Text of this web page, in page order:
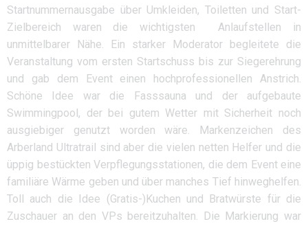
Startnummernausgabe über Umkleiden, Toiletten und Start-
Zielbereich waren die wichtigsten Anlaufstellen in
unmittelbarer Nähe. Ein starker Moderator begleitete die
Veranstaltung vom ersten Startschuss bis zur Siegerehrung
und gab dem Event einen hochprofessionellen Anstrich.
Schöne Idee war die Fasssauna und der aufgebaute
Swimmingpool, der bei gutem Wetter mit Sicherheit noch
ausgiebiger genutzt worden wäre. Markenzeichen des
Arberland Ultratrail sind aber die vielen netten Helfer und die
üppig bestückten Verpflegungsstationen, die dem Event eine
familiäre Wärme geben und über manches Tief hinweghelfen.
Toll auch die Idee (Gratis-)Kuchen und Bratwürste für die
Zuschauer an den VPs bereitzuhalten. Die Markierung war